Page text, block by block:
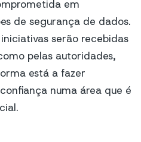
em
de segurança de dados.
serão recebidas
pelas autoridades,
está a fazer
numa área que é